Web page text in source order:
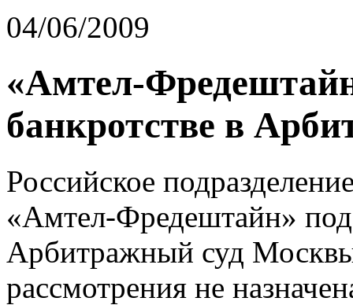
04/06/2009
«Амтел-
банкротстве в
Российское
«Амтел-Фредештайн»
Арбитражный суд
рассмотрения не